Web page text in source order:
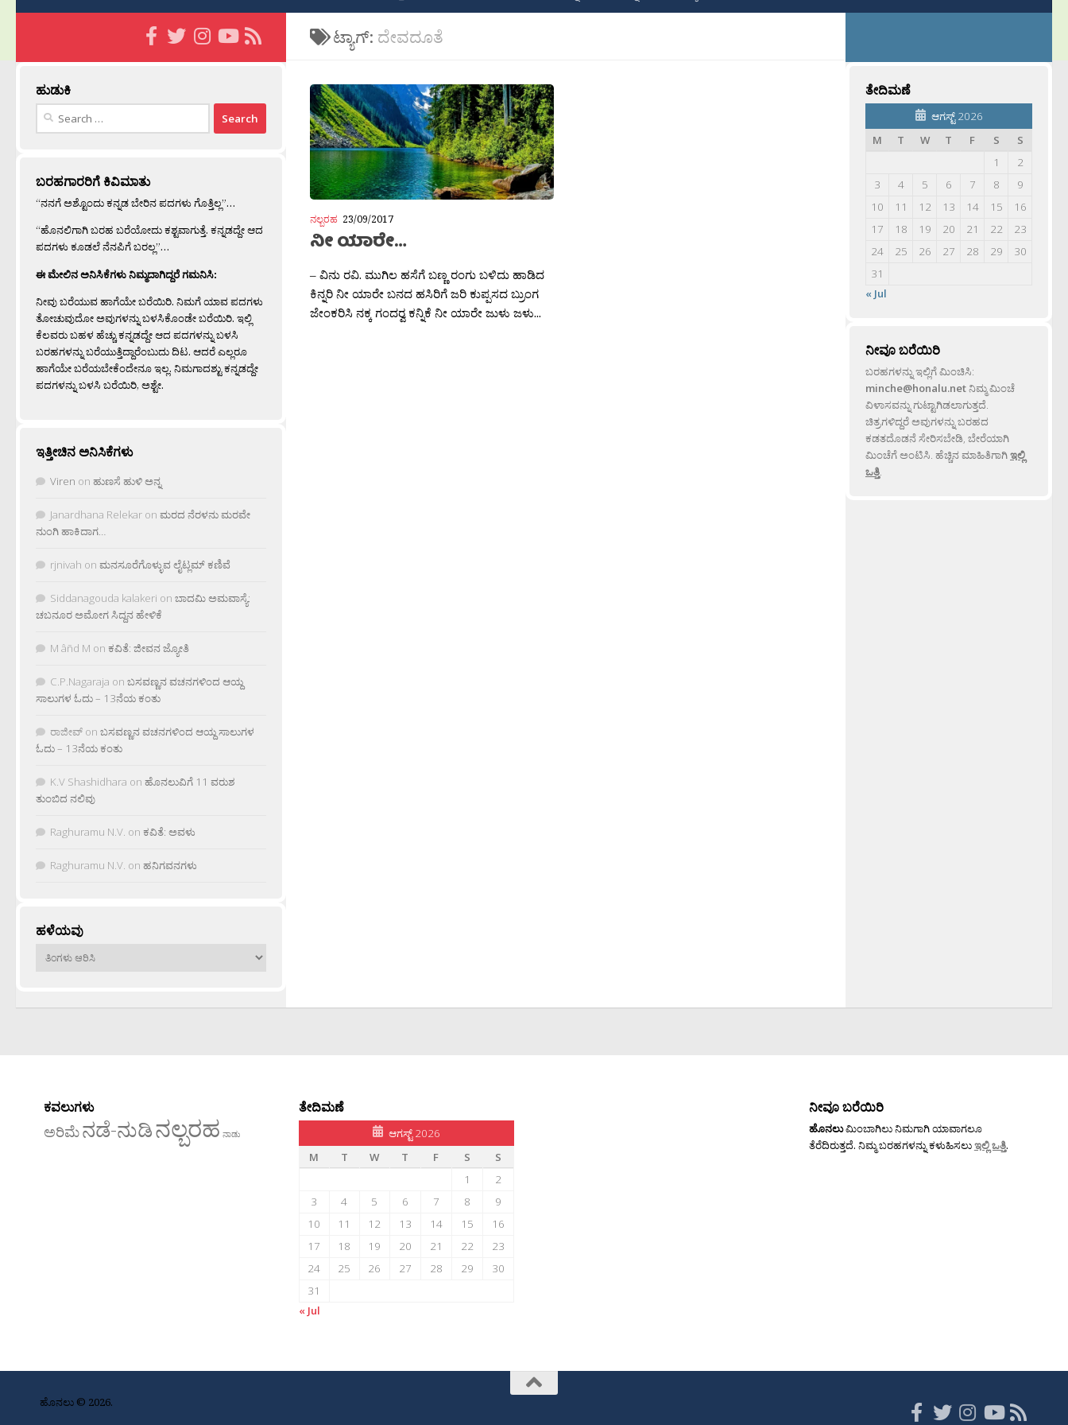
ಟ್ಯಾಗ್: ದೇವದೂತೆ
ನಲ್ಬರಹ 23/09/2017
ನೀ ಯಾರೇ…
– ವಿನು ರವಿ. ಮುಗಿಲ ಹಸೆಗೆ ಬಣ್ಣ ರಂಗು ಬಳಿದು ಹಾಡಿದ
ಕಿನ್ನರಿ ನೀ ಯಾರೇ ಬನದ ಹಸಿರಿಗೆ ಜರಿ ಕುಪ್ಪಸದ ಬ್ರುಂಗ
ಜೇಂಕರಿಸಿ ನಕ್ಕ ಗಂದರ‍್ವ ಕನ್ನಿಕೆ ನೀ ಯಾರೇ ಜುಳು ಜಳು...
ಹುಡುಕಿ
Search
ಬರಹಗಾರರಿಗೆ ಕಿವಿಮಾತು
“ನನಗೆ ಅಶ್ಟೊಂದು ಕನ್ನಡ ಬೇರಿನ ಪದಗಳು ಗೊತ್ತಿಲ್ಲ”…
“ಹೊನಲಿಗಾಗಿ ಬರಹ ಬರೆಯೋದು ಕಶ್ಟವಾಗುತ್ತೆ. ಕನ್ನಡದ್ದೇ ಆದ
ಪದಗಳು ಕೂಡಲೆ ನೆನಪಿಗೆ ಬರಲ್ಲ”…
ಈ ಮೇಲಿನ ಅನಿಸಿಕೆಗಳು ನಿಮ್ಮದಾಗಿದ್ದರೆ ಗಮನಿಸಿ:
ನೀವು ಬರೆಯುವ ಹಾಗೆಯೇ ಬರೆಯಿರಿ. ನಿಮಗೆ ಯಾವ ಪದಗಳು
ತೋಚುವುದೋ ಅವುಗಳನ್ನು ಬಳಸಿಕೊಂಡೇ ಬರೆಯಿರಿ. ಇಲ್ಲಿ
ಕೆಲವರು ಬಹಳ ಹೆಚ್ಚು ಕನ್ನಡದ್ದೇ ಆದ ಪದಗಳನ್ನು ಬಳಸಿ
ಬರಹಗಳನ್ನು ಬರೆಯುತ್ತಿದ್ದಾರೆಂಬುದು ದಿಟ. ಆದರೆ ಎಲ್ಲರೂ
ಹಾಗೆಯೇ ಬರೆಯಬೇಕೆಂದೇನೂ ಇಲ್ಲ. ನಿಮಗಾದಶ್ಟು ಕನ್ನಡದ್ದೇ
ಪದಗಳನ್ನು ಬಳಸಿ ಬರೆಯಿರಿ, ಅಶ್ಟೇ.
ಇತ್ತೀಚಿನ ಅನಿಸಿಕೆಗಳು
Viren on ಹುಣಸೆ ಹುಳಿ ಅನ್ನ
Janardhana Relekar on ಮರದ ನೆರಳನು ಮರವೇ
ನುಂಗಿ ಹಾಕಿದಾಗ…
rjnivah on ಮನಸೂರೆಗೊಳ್ಳುವ ಲೈಟ್ಲಮ್ ಕಣಿವೆ
Siddanagouda kalakeri on ಬಾದಮಿ ಅಮವಾಸ್ಯೆ:
ಚಬನೂರ ಅಮೋಗ ಸಿದ್ದನ ಹೇಳಿಕೆ
M âñd M on ಕವಿತೆ: ಜೀವನ ಜ್ಯೋತಿ
C.P.Nagaraja on ಬಸವಣ್ಣನ ವಚನಗಳಿಂದ ಆಯ್ದ
ಸಾಲುಗಳ ಓದು – 13ನೆಯ ಕಂತು
ರಾಜೀವ್ on ಬಸವಣ್ಣನ ವಚನಗಳಿಂದ ಆಯ್ದ ಸಾಲುಗಳ
ಓದು – 13ನೆಯ ಕಂತು
K.V Shashidhara on ಹೊನಲುವಿಗೆ 11 ವರುಶ
ತುಂಬಿದ ನಲಿವು
Raghuramu N.V. on ಕವಿತೆ: ಅವಳು
Raghuramu N.V. on ಹನಿಗವನಗಳು
ಹಳೆಯವು
ಹಳೆಯವು
ತೇದಿಮಣೆ
ಆಗಸ್ಟ್ 2026
M
T W T F S
S
1
2
3
4 5 6 7 8
9
10
11 12 13 14 15
16
17
18 19 20 21 22
23
24
25 26 27 28 29
30
31
« Jul
ನೀವೂ ಬರೆಯಿರಿ
ಬರಹಗಳನ್ನು ಇಲ್ಲಿಗೆ ಮಿಂಚಿಸಿ:
minche@honalu.netನಿಮ್ಮ ಮಿಂಚೆ
ವಿಳಾಸವನ್ನು ಗುಟ್ಟಾಗಿಡಲಾಗುತ್ತದೆ.
ಚಿತ್ರಗಳಿದ್ದರೆ ಅವುಗಳನ್ನು ಬರಹದ
ಕಡತದೊಡನೆ ಸೇರಿಸಬೇಡಿ, ಬೇರೆಯಾಗಿ
ಮಿಂಚೆಗೆ ಅಂಟಿಸಿ. ಹೆಚ್ಚಿನ ಮಾಹಿತಿಗಾಗಿಇಲ್ಲಿ
ಒತ್ತಿ.
ಕವಲುಗಳು
ಅರಿಮೆನಡೆ-ನುಡಿನಲ್ಬರಹ ನಾಡು
ತೇದಿಮಣೆ
ಆಗಸ್ಟ್ 2026
M
T W T F S
S
1
2
3
4 5 6 7 8
9
10
11 12 13 14 15
16
17
18 19 20 21 22
23
24
25 26 27 28 29
30
31
« Jul
ನೀವೂ ಬರೆಯಿರಿ
ಹೊನಲುಮಿಂಬಾಗಿಲು ನಿಮಗಾಗಿ ಯಾವಾಗಲೂ
ತೆರೆದಿರುತ್ತದೆ. ನಿಮ್ಮ ಬರಹಗಳನ್ನು ಕಳುಹಿಸಲುಇಲ್ಲಿ ಒತ್ತಿ.
ಹೊನಲು © 2026.